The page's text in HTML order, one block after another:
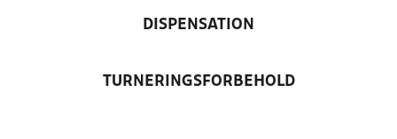
DISPENSATION
TURNERINGSFORBEHOLD